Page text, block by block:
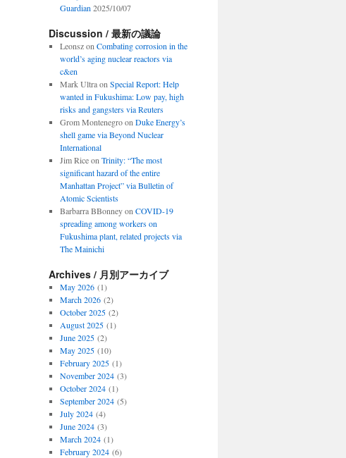
Guardian 2025/10/07
Discussion / 最新の議論
Leonszon Combating corrosion in the
world’s aging nuclear reactors via
c&en
Mark Ultraon Special Report: Help
wanted in Fukushima: Low pay, high
risks and gangsters via Reuters
Grom Montenegroon Duke Energy’s
shell game via Beyond Nuclear
International
Jim Riceon Trinity: “The most
significant hazard of the entire
Manhattan Project” via Bulletin of
Atomic Scientists
Barbarra BBonneyon COVID-19
spreading among workers on
Fukushima plant, related projects via
The Mainichi
Archives / 月別アーカイブ
May 2026(1)
March 2026(2)
October 2025(2)
August 2025(1)
June 2025(2)
May 2025(10)
February 2025(1)
November 2024(3)
October 2024(1)
September 2024(5)
July 2024(4)
June 2024(3)
March 2024(1)
February 2024(6)